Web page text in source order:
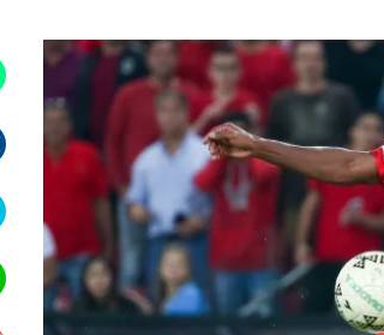
סינית
ברזילאית
נוספות